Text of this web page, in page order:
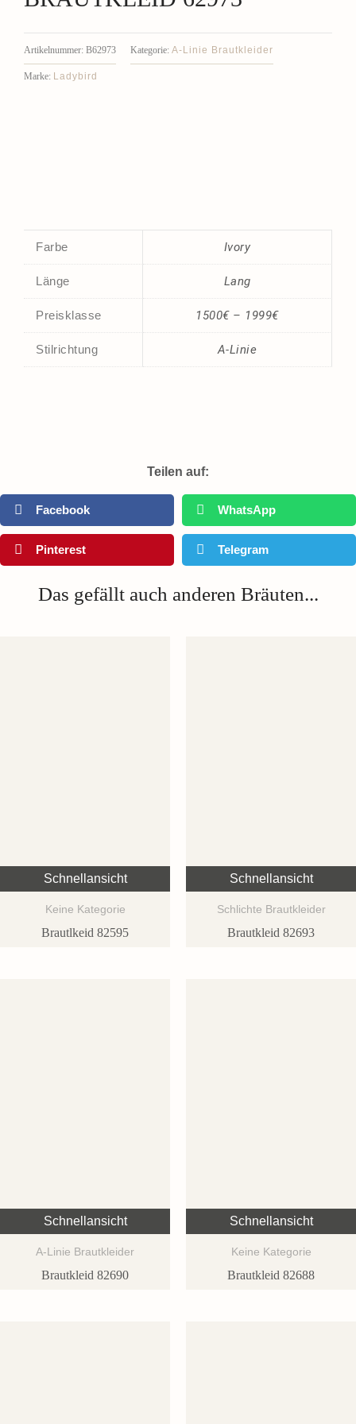
Artikelnummer: B62973 Kategorie: A-Linie Brautkleider
Marke: Ladybird
Farbe Ivory
Länge Lang
Preisklasse 1500€ – 1999€
Stilrichtung A-Linie
Teilen auf:
Facebook WhatsApp
Pinterest Telegram
Das gefällt auch anderen Bräuten...
Schnellansicht
Keine Kategorie
Brautlkeid 82595
Schnellansicht
Schlichte Brautkleider
Brautkleid 82693
Schnellansicht
A-Linie Brautkleider
Brautkleid 82690
Schnellansicht
Keine Kategorie
Brautkleid 82688